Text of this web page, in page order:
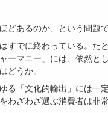
どあるのか、という問題で
すでに終わっている。た
ーマニー」には、依然と
どうか。
る「文化的輸出」には一
わざわざ選ぶ消費者は非